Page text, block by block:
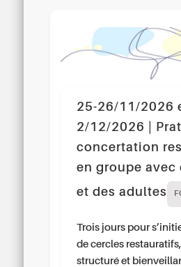
25-26/11/2026
2/12/2026 |
concertation
en groupe avec
et des adultes
Trois jours pour
de cercles
structuré et